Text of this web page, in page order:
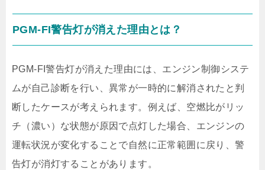
PGM-FI警告灯が消えた理由とは？
PGM-FI警告灯が消えた理由には、エンジン制御システ
ムが自己診断を行い、異常が一時的に解消されたと判
断したケースが考えられます。例えば、空燃比がリッ
チ（濃い）な状態が原因で点灯した場合、エンジンの
運転状況が変化することで自然に正常範囲に戻り、警
告灯が消灯することがあります。